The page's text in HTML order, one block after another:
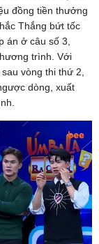
đồng tiền thưởng
Thắng bứt tốc
án ở câu số 3,
trình. Với
vòng thi thứ 2,
dòng, xuất